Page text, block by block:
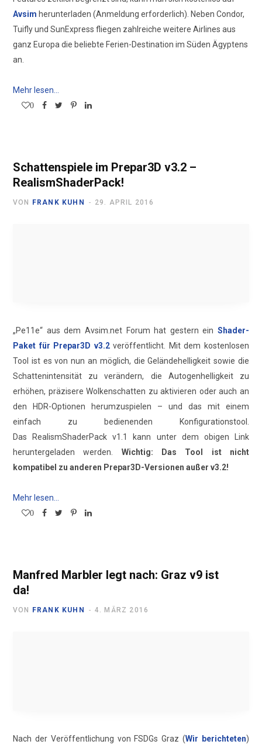
Avsim herunterladen (Anmeldung erforderlich). Neben Condor,
Tuifly und SunExpress fliegen zahlreiche weitere Airlines aus
ganz Europa die beliebte Ferien-Destination im Süden Ägyptens
an.
Mehr lesen...
0
Schattenspiele im Prepar3D v3.2 –
RealismShaderPack!
VON FRANK KUHN 29. APRIL 2016
„Pe11e“ aus dem Avsim.net Forum hat gestern ein Shader-
Paket für Prepar3D v3.2veröffentlicht. Mit dem kostenlosen
Tool ist es von nun an möglich, die Geländehelligkeit sowie die
Schattenintensität zu verändern, die Autogenhelligkeit zu
erhöhen, präzisere Wolkenschatten zu aktivieren oder auch an
den HDR-Optionen herumzuspielen – und das mit einem
einfach zu bedienenden Konfigurationstool.
Das RealismShaderPack v1.1 kann unter dem obigen Link
heruntergeladen werden. Wichtig:
Das Tool ist nicht
kompatibel zu anderen Prepar3D-Versionen außer v3.2!
Mehr lesen...
0
Manfred Marbler legt nach: Graz v9 ist
da!
VON FRANK KUHN 4. MÄRZ 2016
Nach der Veröffentlichung von FSDGs Graz (Wir berichteten)